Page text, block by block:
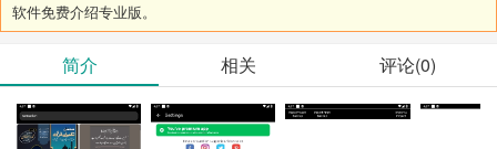
软件免费介绍专业版。
简介 相关 评论(0)